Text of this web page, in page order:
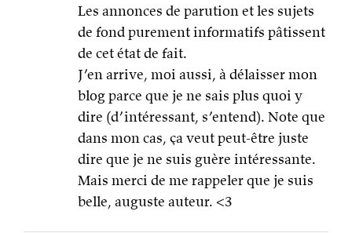
Les annonces de parution et les sujets
de fond purement informatifs pâtissent
de cet état de fait.
J’en arrive, moi aussi, à délaisser mon
blog parce que je ne sais plus quoi y
dire (d’intéressant, s’entend). Note que
dans mon cas, ça veut peut-être juste
dire que je ne suis guère intéressante.
Mais merci de me rappeler que je suis
belle, auguste auteur. <3